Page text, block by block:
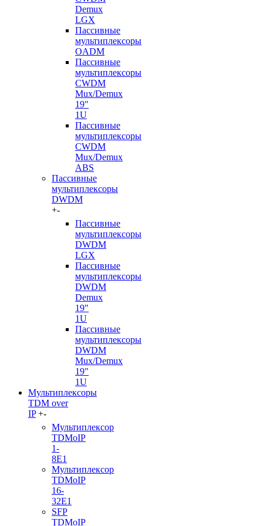
Demux
LGX
Пассивные
мультиплексоры
OADM
Пассивные
мультиплексоры
CWDM
Mux/Demux
19"
1U
Пассивные
мультиплексоры
CWDM
Mux/Demux
ABS
Пассивные
мультиплексоры
DWDM
+-
Пассивные
мультиплексоры
DWDM
LGX
Пассивные
мультиплексоры
DWDM
Demux
19"
1U
Пассивные
мультиплексоры
DWDM
Mux/Demux
19"
1U
Мультиплексоры
TDM over
IP +-
Мультиплексор
TDMoIP
1-
8E1
Мультиплексор
TDMoIP
16-
32E1
SFP
TDMoIP